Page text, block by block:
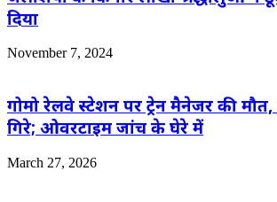
दिया
November 7, 2024
गोमो रेलवे स्टेशन पर ट्रेन मैनेजर की
गिरे; ओवरटाइम जांच के घेरे में
March 27, 2026